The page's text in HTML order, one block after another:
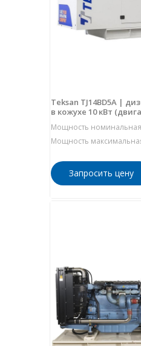
Teksan TJ14BD5A |
в кожухе 10 кВт
Мощность
Мощность
Запросить цену